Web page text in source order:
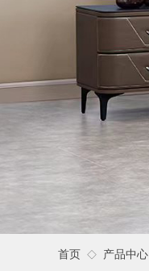
首页 ◇ 产品中心